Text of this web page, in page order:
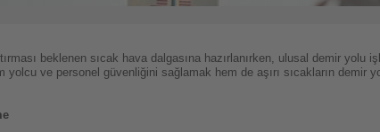
beklenen sıcak hava dalgasına hazırlanırken, ulusal demir yolu
yolcu ve personel güvenliğini sağlamak hem de aşırı sıcakların demir